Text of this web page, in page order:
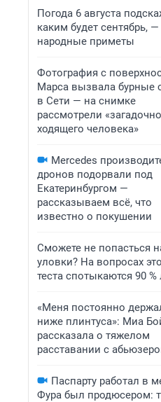
Погода 6 августа
каким будет сентябрь, —
народные приметы
Фотография с
Марса вызвала бурные
в Сети — на снимке
рассмотрели
ходящего человека»
Mercedes
дронов подорвали под
Екатеринбургом —
рассказываем всё, что
известно о покушении
Сможете не попасться
уловки? На вопросах
теста спотыкаются 90
«Меня постоянно
ниже плинтуса»: Миа
рассказала о тяжелом
расставании с
Паспарту работал в
Фура был продюсером: